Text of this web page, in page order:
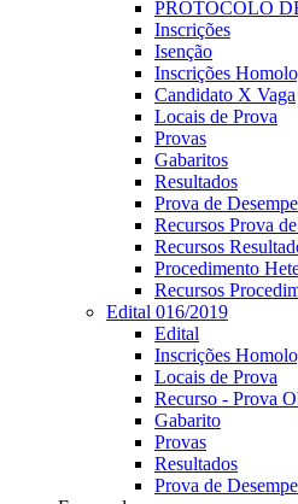
PROTOCOLO
Inscrições
Isenção
Inscrições
Candidato X Vaga
Locais de Prova
Provas
Gabaritos
Resultados
Prova de
Recursos Prova
Recursos
Procedimento
Recursos
Edital 016/2019
Edital
Inscrições
Locais de Prova
Recurso - Prova
Gabarito
Provas
Resultados
Prova de